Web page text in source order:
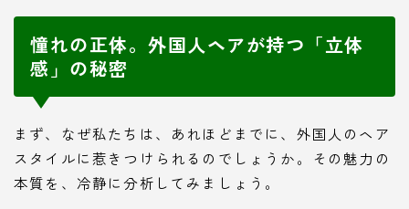
憧れの正体。外国人ヘアが持つ「立体
感」の秘密
まず、なぜ私たちは、あれほどまでに、外国人のヘア
スタイルに惹きつけられるのでしょうか。その魅力の
本質を、冷静に分析してみましょう。